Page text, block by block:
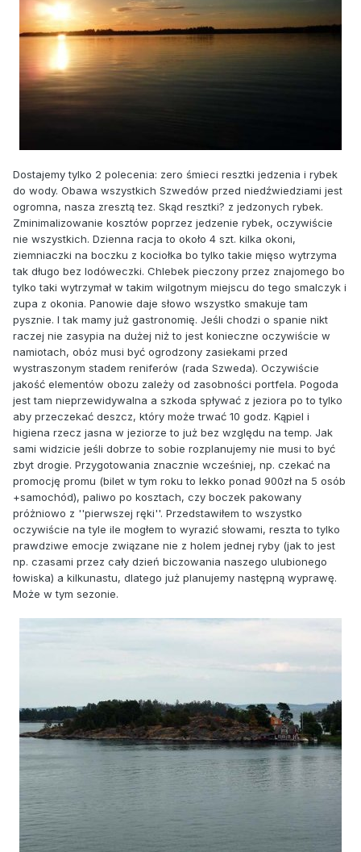
Dostajemy tylko 2 polecenia: zero śmieci resztki jedzenia i rybek
do wody. Obawa wszystkich Szwedów przed niedźwiedziami jest
ogromna, nasza zresztą tez. Skąd resztki? z jedzonych rybek.
Zminimalizowanie kosztów poprzez jedzenie rybek, oczywiście
nie wszystkich. Dzienna racja to około 4 szt. kilka okoni,
ziemniaczki na boczku z kociołka bo tylko takie mięso wytrzyma
tak długo bez lodóweczki. Chlebek pieczony przez znajomego bo
tylko taki wytrzymał w takim wilgotnym miejscu do tego smalczyk i
zupa z okonia. Panowie daje słowo wszystko smakuje tam
pysznie. I tak mamy już gastronomię. Jeśli chodzi o spanie nikt
raczej nie zasypia na dużej niż to jest konieczne oczywiście w
namiotach, obóz musi być ogrodzony zasiekami przed
wystraszonym stadem reniferów (rada Szweda). Oczywiście
jakość elementów obozu zależy od zasobności portfela. Pogoda
jest tam nieprzewidywalna a szkoda spływać z jeziora po to tylko
aby przeczekać deszcz, który może trwać 10 godz. Kąpiel i
higiena rzecz jasna w jeziorze to już bez względu na temp. Jak
sami widzicie jeśli dobrze to sobie rozplanujemy nie musi to być
zbyt drogie. Przygotowania znacznie wcześniej, np. czekać na
promocję promu (bilet w tym roku to lekko ponad 900zł na 5 osób
+samochód), paliwo po kosztach, czy boczek pakowany
próżniowo z ''pierwszej ręki''. Przedstawiłem to wszystko
oczywiście na tyle ile mogłem to wyrazić słowami, reszta to tylko
prawdziwe emocje związane nie z holem jednej ryby (jak to jest
np. czasami przez cały dzień biczowania naszego ulubionego
łowiska) a kilkunastu, dlatego już planujemy następną wyprawę.
Może w tym sezonie.